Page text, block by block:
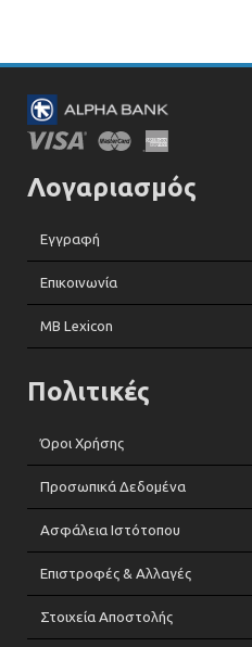
Λογαριασμός
Εγγραφή
Επικοινωνία
MB Lexicon
Πολιτικές
Όροι Χρήσης
Προσωπικά Δεδομένα
Ασφάλεια Ιστότοπου
Επιστροφές & Αλλαγές
Στοιχεία Αποστολής